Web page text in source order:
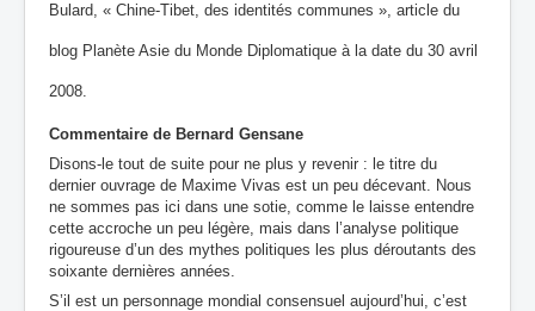
Bulard, « Chine‐Tibet, des identités communes », article du
blog Planète Asie du Monde Diplomatique à la date du 30 avril
2008.
Commentaire de Bernard Gensane
Disons-le tout de suite pour ne plus y revenir : le titre du
dernier ouvrage de Maxime Vivas est un peu décevant. Nous
ne sommes pas ici dans une sotie, comme le laisse entendre
cette accroche un peu légère, mais dans l’analyse politique
rigoureuse d’un des mythes politiques les plus déroutants des
soixante dernières années.
S’il est un personnage mondial consensuel aujourd’hui, c’est